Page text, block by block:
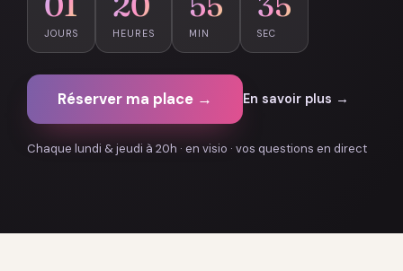
JOURS HEURES MIN SEC
Réserver ma place → En savoir plus →
Chaque lundi & jeudi à 20h · en visio · vos questions en direct